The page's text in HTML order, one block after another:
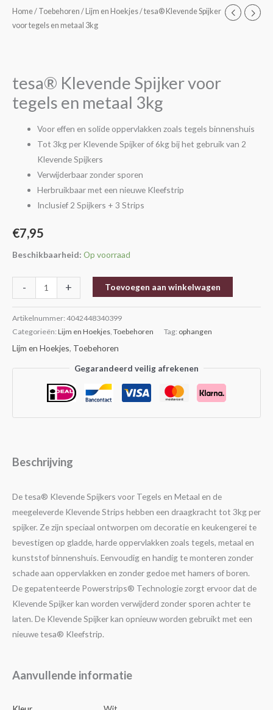
Home/ Toebehoren / Lijm en Hoekjes/ tesa® Klevende Spijker
voor tegels en metaal 3kg
tesa® Klevende Spijker voor
tegels en metaal 3kg
Voor effen en solide oppervlakken zoals tegels binnenshuis
Tot 3kg per Klevende Spijker of 6kg bij het gebruik van 2
Klevende Spijkers
Verwijderbaar zonder sporen
Herbruikbaar met een nieuwe Kleefstrip
Inclusief 2 Spijkers + 3 Strips
€7,95
Beschikbaarheid: Op voorraad
-
tesa®
Klevende
en
metaal
aantal
+ Toevoegen aan winkelwagen
Artikelnummer: 4042448340399
Categorieën: Lijm en Hoekjes Toebehoren Tag: ophangen
Lijm en Hoekjes, Toebehoren
Gegarandeerd veilig afrekenen
Beschrijving
De tesa® Klevende Spijkers voor Tegels en Metaal en de
meegeleverde Klevende Strips hebben een draagkracht tot 3kg per
spijker. Ze zijn speciaal ontworpen om decoratie en keukengerei te
bevestigen op gladde, harde oppervlakken zoals tegels, metaal en
kunststof binnenshuis. Eenvoudig en handig te monteren zonder
schade aan oppervlakken en zonder gedoe met hamers of boren.
De gepatenteerde Powerstrips® Technologie zorgt ervoor dat de
Klevende Spijker kan worden verwijderd zonder sporen achter te
laten. De Klevende Spijker kan opnieuw worden gebruikt met een
nieuwe tesa® Kleefstrip.
Aanvullende informatie